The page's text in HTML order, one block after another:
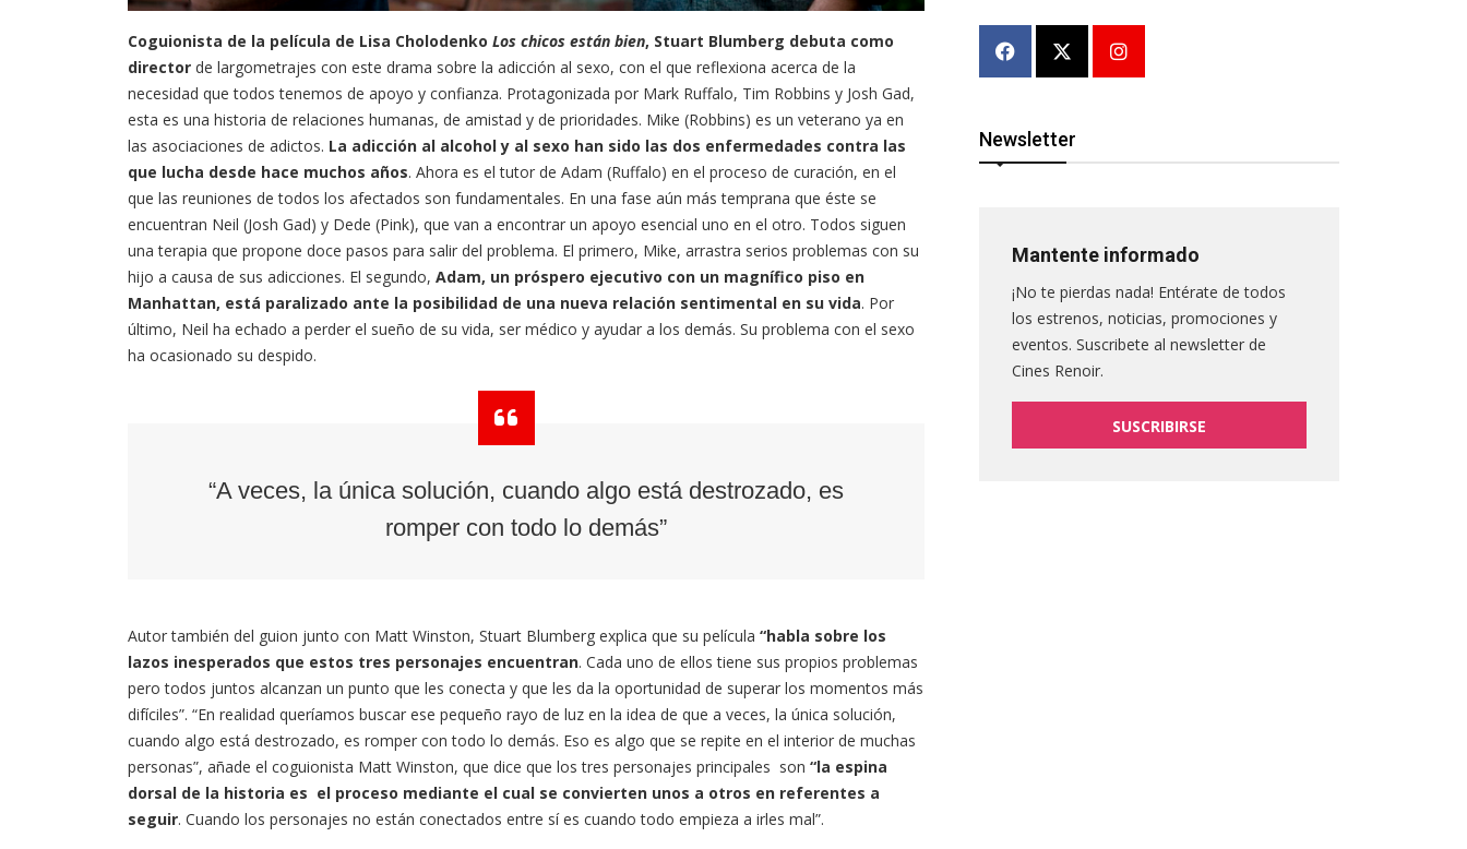
Coguionista de la película de Lisa Cholodenko Los chicos están bien, Stuart Blumberg debuta como
director de largometrajes con este drama sobre la adicción al sexo, con el que reflexiona acerca de la
necesidad que todos tenemos de apoyo y confianza. Protagonizada por Mark Ruffalo, Tim Robbins y Josh Gad,
esta es una historia de relaciones humanas, de amistad y de prioridades. Mike (Robbins) es un veterano ya en
las asociaciones de adictos. La adicción al alcohol y al sexo han sido las dos enfermedades contra las
que lucha desde hace muchos años. Ahora es el tutor de Adam (Ruffalo) en el proceso de curación, en el
que las reuniones de todos los afectados son fundamentales. En una fase aún más temprana que éste se
encuentran Neil (Josh Gad) y Dede (Pink), que van a encontrar un apoyo esencial uno en el otro. Todos siguen
una terapia que propone doce pasos para salir del problema. El primero, Mike, arrastra serios problemas con su
hijo a causa de sus adicciones. El segundo, Adam, un próspero ejecutivo con un magnífico piso en
Manhattan, está paralizado ante la posibilidad de una nueva relación sentimental en su vida. Por
último, Neil ha echado a perder el sueño de su vida, ser médico y ayudar a los demás. Su problema con el sexo
ha ocasionado su despido.
“A veces, la única solución, cuando algo está destrozado, es
romper con todo lo demás”
Autor también del guion junto con Matt Winston, Stuart Blumberg explica que su película “habla sobre los
lazos inesperados que estos tres personajes encuentran. Cada uno de ellos tiene sus propios problemas
pero todos juntos alcanzan un punto que les conecta y que les da la oportunidad de superar los momentos más
difíciles”. “En realidad queríamos buscar ese pequeño rayo de luz en la idea de que a veces, la única solución,
cuando algo está destrozado, es romper con todo lo demás. Eso es algo que se repite en el interior de muchas
personas”, añade el coguionista Matt Winston, que dice que los tres personajes principales son “la espina
dorsal de la historia es el proceso mediante el cual se convierten unos a otros en referentes a
seguir. Cuando los personajes no están conectados entre sí es cuando todo empieza a irles mal”.
Newsletter
Mantente informado
¡No te pierdas nada! Entérate de todos
los estrenos, noticias, promociones y
eventos. Suscribete al newsletter de
Cines Renoir.
SUSCRIBIRSE